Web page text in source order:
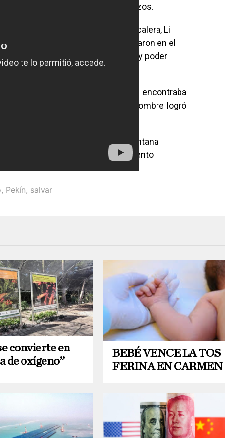
en llamas con un bebé en brazos.
su camión de reparto como escalera, Li
piso y dos de sus colegas se ubicaron en el
cubrir la mayor cantidad de terreno y poder
el niño a Li, la cobija con la que se encontraba
al vacío. Afortunadamente, el hombre logró
Wang Zhimin, que pendía de la ventana
locales, mostró su agradecimiento
, Pekín, salvar
convierte en
de oxígeno”
BEBÉ VENCE LA TOS
FERINA EN CARMEN